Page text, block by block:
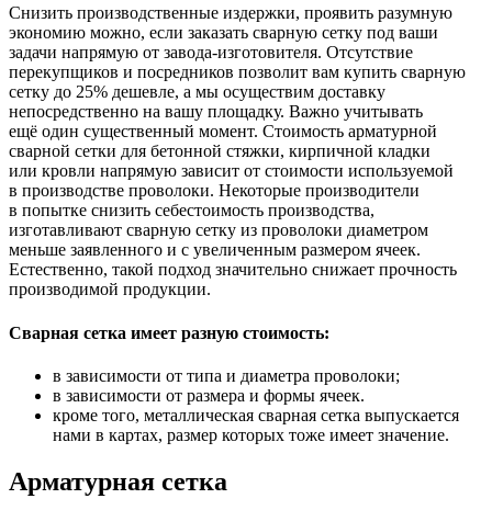
Снизить производственные издержки, проявить разумную
экономию можно, если заказать сварную сетку под ваши
задачи напрямую от завода-изготовителя. Отсутствие
перекупщиков и посредников позволит вам купить сварную
сетку до 25% дешевле, а мы осуществим доставку
непосредственно на вашу площадку. Важно учитывать
ещё один существенный момент. Стоимость арматурной
сварной сетки для бетонной стяжки, кирпичной кладки
или кровли напрямую зависит от стоимости используемой
в производстве проволоки. Некоторые производители
в попытке снизить себестоимость производства,
изготавливают сварную сетку из проволоки диаметром
меньше заявленного и с увеличенным размером ячеек.
Естественно, такой подход значительно снижает прочность
производимой продукции.
Сварная сетка имеет разную стоимость:
в зависимости от типа и диаметра проволоки;
в зависимости от размера и формы ячеек.
кроме того, металлическая сварная сетка выпускается
нами в картах, размер которых тоже имеет значение.
Арматурная сетка